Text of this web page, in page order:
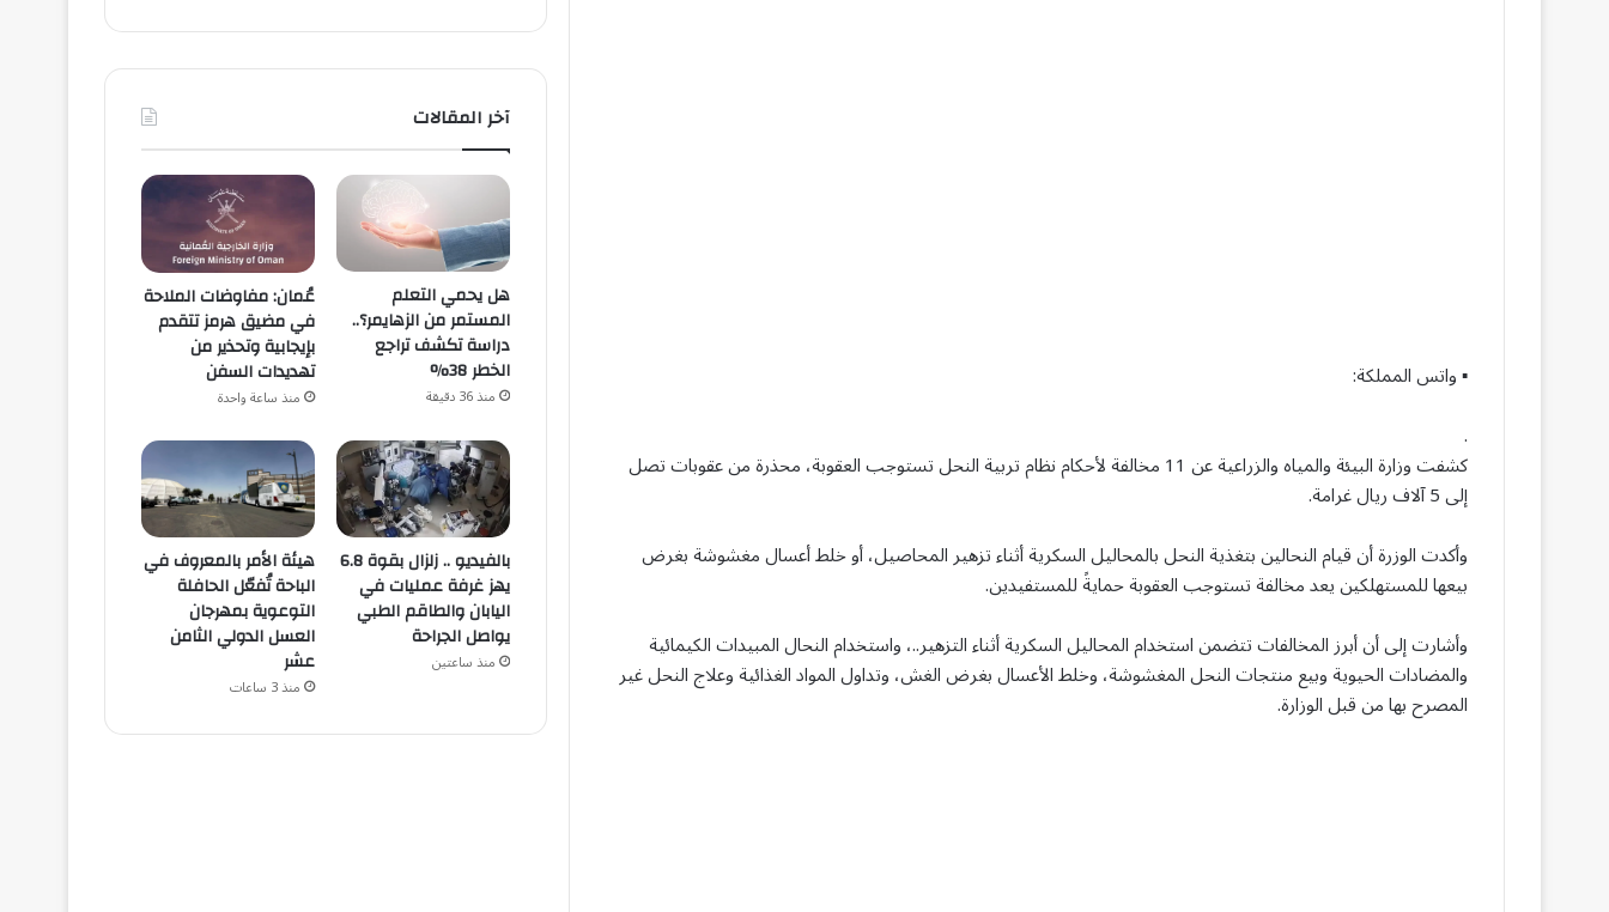
▪ واتس المملكة:
.
كشفت وزارة البيئة والمياه والزراعية عن 11 مخالفة لأحكام نظام تربية النحل تستوجب العقوبة، محذرة من عقوبات تصل
إلى 5 آلاف ريال غرامة.
وأكدت الوزرة أن قيام النحالين بتغذية النحل بالمحاليل السكرية أثناء تزهير المحاصيل، أو خلط أعسال مغشوشة بغرض
بيعها للمستهلكين يعد مخالفة تستوجب العقوبة حمايةً للمستفيدين.
وأشارت إلى أن أبرز المخالفات تتضمن استخدام المحاليل السكرية أثناء التزهير..، واستخدام النحال المبيدات الكيمائية
والمضادات الحيوية وبيع منتجات النحل المغشوشة، وخلط الأعسال بغرض الغش، وتداول المواد الغذائية وعلاج النحل غير
المصرح بها من قبل الوزارة.
آخر المقالات
هل يحمي التعلم
المستمر من الزهايمر؟..
دراسة تكشف تراجع
الخطر 38%
منذ 36 دقيقة
عُمان: مفاوضات الملاحة
في مضيق هرمز تتقدم
بإيجابية وتحذير من
تهديدات السفن
منذ ساعة واحدة
بالفيديو .. زلزال بقوة 6.8
يهز غرفة عمليات في
اليابان والطاقم الطبي
يواصل الجراحة
منذ ساعتين
هيئة الأمر بالمعروف في
الباحة تُفعّل الحافلة
التوعوية بمهرجان
العسل الدولي الثامن
عشر
منذ 3 ساعات